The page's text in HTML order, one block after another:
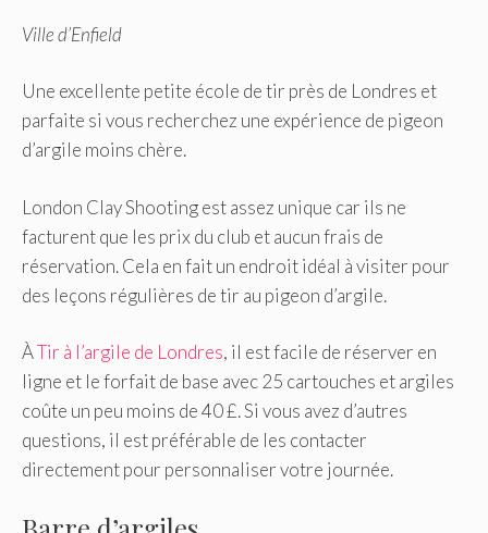
Ville d’Enfield
Une excellente petite école de tir près de Londres et
parfaite si vous recherchez une expérience de pigeon
d’argile moins chère.
London Clay Shooting est assez unique car ils ne
facturent que les prix du club et aucun frais de
réservation. Cela en fait un endroit idéal à visiter pour
des leçons régulières de tir au pigeon d’argile.
ÀTir à l’argile de Londres, il est facile de réserver en
ligne et le forfait de base avec 25 cartouches et argiles
coûte un peu moins de 40 £. Si vous avez d’autres
questions, il est préférable de les contacter
directement pour personnaliser votre journée.